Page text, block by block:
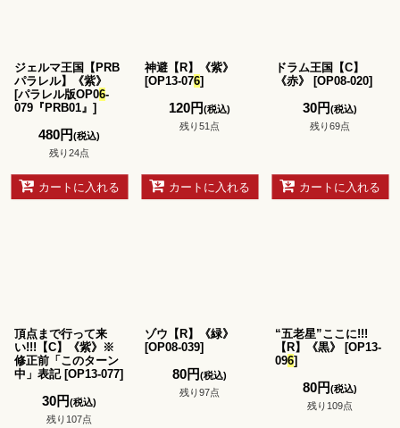
ジェルマ王国【PRB
パラレル】《紫》
[パラレル版OP06-
079『PRB01』 ]
480円(税込)
残り24点
カートに入れる
神避【R】《紫》
[OP13-076]
120円(税込)
残り51点
カートに入れる
ドラム王国【C】
《赤》
[OP08-020]
30円(税込)
残り69点
カートに入れる
頂点まで行って来
い!!!【C】《紫》※
修正前「このターン
中」表記 [OP13-077]
30円(税込)
残り107点
ゾウ【R】《緑》
[OP08-039]
80円(税込)
残り97点
“五老星”ここに!!!
【R】《黒》
[OP13-
096]
80円(税込)
残り109点